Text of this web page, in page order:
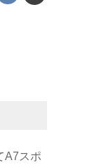
A7スポ